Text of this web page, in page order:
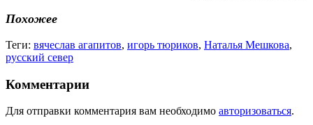
Похожее
Теги: вячеслав агапитов, игорь тюриков, Наталья Мешкова,
русский север
Комментарии
Для отправки комментария вам необходимо авторизоваться.